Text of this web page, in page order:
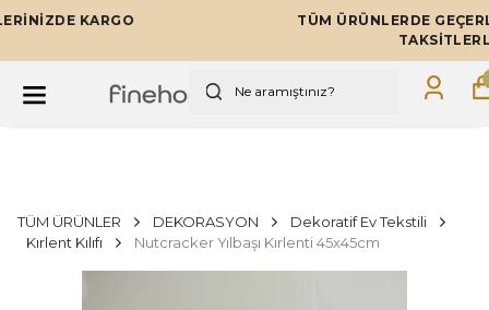
TÜM ÜRÜNLERDE GEÇERLİ 12 AYA VARAN
TÜM ÜRÜNLER DEKORASYON
Dekoratif Ev Tekstili
Kırlent Kılıfı
Nutcracker Yılbaşı Kırlenti 45x45cm